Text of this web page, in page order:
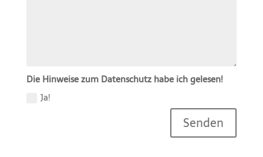
Die Hinweise zum Datenschutz habe ich gelesen!
Ja!
Senden